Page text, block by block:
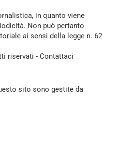
in quanto viene
Non può pertanto
ai sensi della legge n. 62
riservati - Contattaci
sito sono gestite da